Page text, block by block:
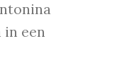
in een